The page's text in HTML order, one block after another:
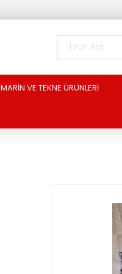
MARİN VE TEKNE ÜRÜNLERİ